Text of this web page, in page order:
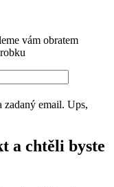
vám obratem
zadaný email. Ups,
a chtěli byste